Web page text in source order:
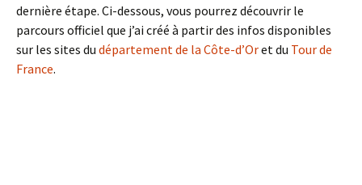
dernière étape. Ci-dessous, vous pourrez découvrir le
parcours officiel que j’ai créé à partir des infos disponibles
sur les sites du département de la Côte-d’Oret du Tour de
France.